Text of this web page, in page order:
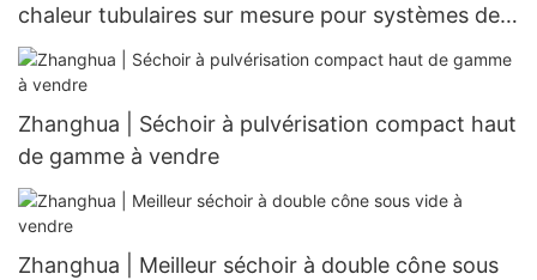
chaleur tubulaires sur mesure pour systèmes de
réfrigération personnalisables
Zhanghua | Séchoir à pulvérisation compact haut
de gamme à vendre
Zhanghua | Meilleur séchoir à double cône sous